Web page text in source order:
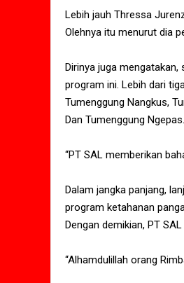
Lebih jauh Thressa
Olehnya itu menurut dia
Dirinya juga
program ini. Lebih dari
Tumenggung Nangkus,
Dan Tumenggung Ngepas.
“PT SAL memberikan
Dalam jangka panjang,
program ketahanan
Dengan demikian, PT
“Alhamdulillah orang